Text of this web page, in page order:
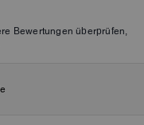
Bewertungen überprüfen,